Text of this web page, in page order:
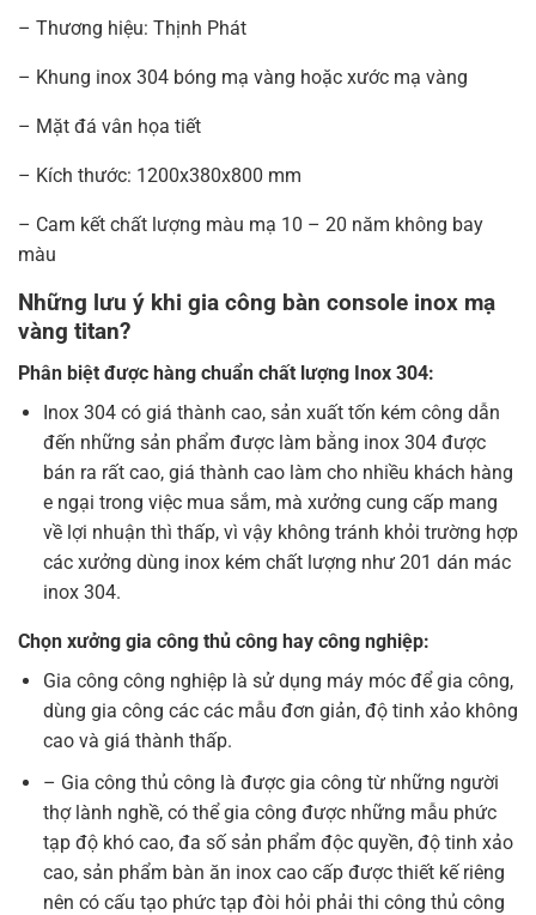
– Thương hiệu: Thịnh Phát
– Khung inox 304 bóng mạ vàng hoặc xước mạ vàng
– Mặt đá vân họa tiết
– Kích thước: 1200x380x800 mm
– Cam kết chất lượng màu mạ 10 – 20 năm không bay
màu
Những lưu ý khi gia công bàn console inox mạ
vàng titan?
Phân biệt được hàng chuẩn chất lượng Inox 304:
Inox 304 có giá thành cao, sản xuất tốn kém công dẫn
đến những sản phẩm được làm bằng inox 304 được
bán ra rất cao, giá thành cao làm cho nhiều khách hàng
e ngại trong việc mua sắm, mà xưởng cung cấp mang
về lợi nhuận thì thấp, vì vậy không tránh khỏi trường hợp
các xưởng dùng inox kém chất lượng như 201 dán mác
inox 304.
Chọn xưởng gia công thủ công hay công nghiệp:
Gia công công nghiệp là sử dụng máy móc để gia công,
dùng gia công các các mẫu đơn giản, độ tinh xảo không
cao và giá thành thấp.
– Gia công thủ công là được gia công từ những người
thợ lành nghề, có thể gia công được những mẫu phức
tạp độ khó cao, đa số sản phẩm độc quyền, độ tinh xảo
cao, sản phẩm bàn ăn inox cao cấp được thiết kế riêng
nên có cấu tạo phức tạp đòi hỏi phải thi công thủ công